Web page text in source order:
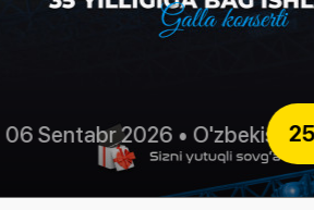
Mustaqillikning 35-yilligiga bag'ishlangan Gala konsert
06 Sentabr 2026 •